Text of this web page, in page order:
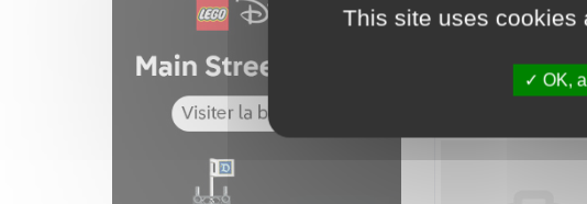
This site uses cookies
OK,